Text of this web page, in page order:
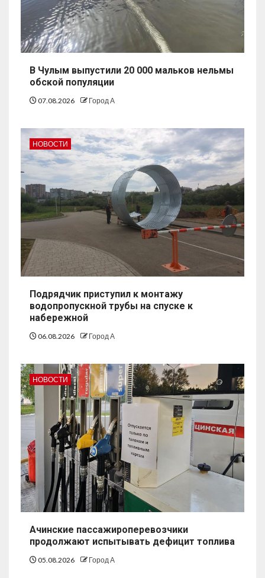
В Чулым выпустили 20 000 мальков нельмы
обской популяции
07.08.2026 Город А
НОВОСТИ
Подрядчик приступил к монтажу
водопропускной трубы на спуске к
набережной
06.08.2026 Город А
НОВОСТИ
Ачинские пассажироперевозчики
продолжают испытывать дефицит топлива
05.08.2026 Город А